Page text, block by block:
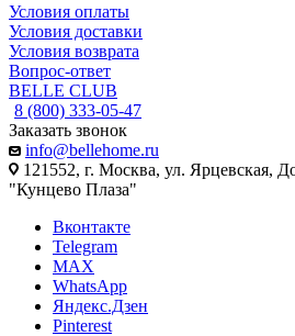
Условия оплаты
Условия доставки
Условия возврата
Вопрос-ответ
BELLE CLUB
8 (800) 333-05-47
Заказать звонок
info@bellehome.ru
121552, г. Москва, ул. Ярцевская,
"Кунцево Плаза"
Вконтакте
Telegram
MAX
WhatsApp
Яндекс.Дзен
Pinterest